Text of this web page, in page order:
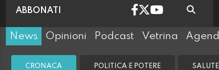
ABBONATI
News Opinioni Podcast Vetrina
CRONACA POLITICA E POTERE